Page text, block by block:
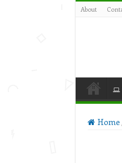
About
Home